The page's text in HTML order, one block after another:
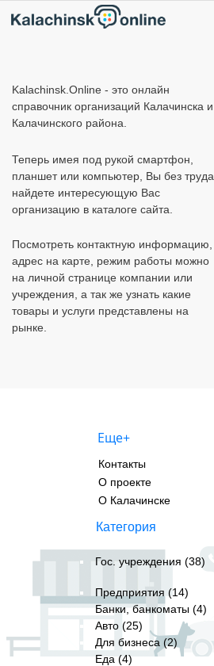
Kalachinsk.Online - это онлайн
справочник организаций Калачинска и
Калачинского района.
Теперь имея под рукой смартфон,
планшет или компьютер, Вы без труда
найдете интересующую Вас
организацию в каталоге сайта.
Посмотреть контактную информацию,
адрес на карте, режим работы можно
на личной странице компании или
учреждения, а так же узнать какие
товары и услуги представлены на
рынке.
Еще+
Контакты
О проекте
О Калачинске
Категория
Гос. учреждения (38)
Предприятия (14)
Банки, банкоматы (4)
Авто (25)
Для бизнеса (2)
Еда (4)